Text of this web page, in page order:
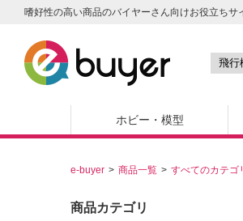
嗜好性の高い商品のバイヤーさん向けお役立ちサ
ホビー・模型
e-buyer 商品一覧 すべてのカテゴ
商品カテゴリ